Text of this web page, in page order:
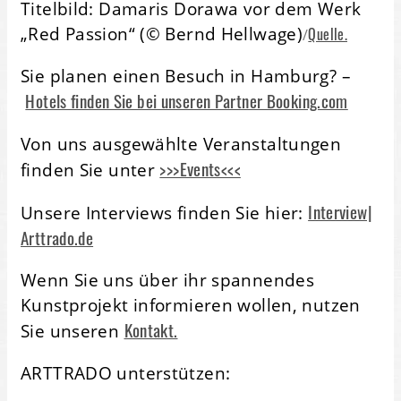
Titelbild: Damaris Dorawa vor dem Werk
„Red Passion“ (© Bernd Hellwage)/Quelle.
Sie planen einen Besuch in Hamburg? –
Hotels finden Sie bei unseren Partner Booking.com
Von uns ausgewählte Veranstaltungen
finden Sie unter >>>Events<<<
Unsere Interviews finden Sie hier: Interview|
Arttrado.de
Wenn Sie uns über ihr spannendes
Kunstprojekt informieren wollen, nutzen
Sie unseren Kontakt.
ARTTRADO unterstützen: